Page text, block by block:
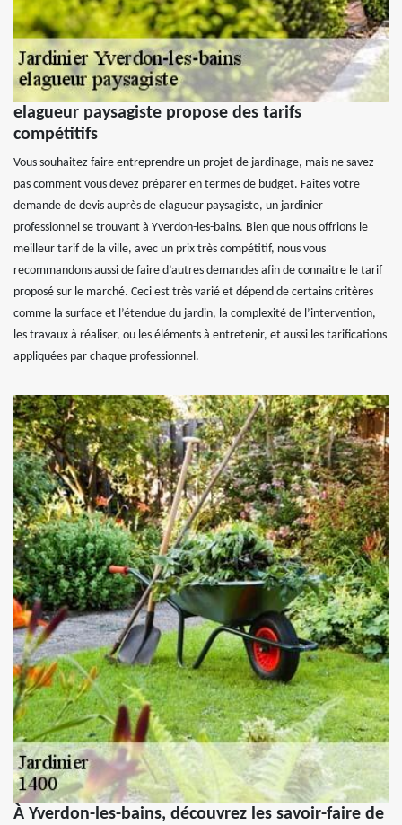
elagueur paysagiste propose des tarifs
compétitifs
Vous souhaitez faire entreprendre un projet de jardinage, mais ne savez
pas comment vous devez préparer en termes de budget. Faites votre
demande de devis auprès de elagueur paysagiste, un jardinier
professionnel se trouvant à Yverdon-les-bains. Bien que nous offrions le
meilleur tarif de la ville, avec un prix très compétitif, nous vous
recommandons aussi de faire d’autres demandes afin de connaitre le tarif
proposé sur le marché. Ceci est très varié et dépend de certains critères
comme la surface et l’étendue du jardin, la complexité de l’intervention,
les travaux à réaliser, ou les éléments à entretenir, et aussi les tarifications
appliquées par chaque professionnel.
À Yverdon-les-bains, découvrez les savoir-faire de